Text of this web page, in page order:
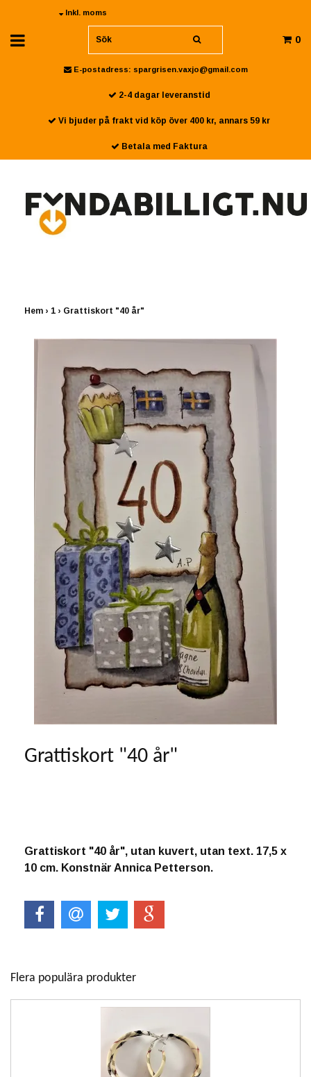
Inkl. moms
0
E-postadress: spargrisen.vaxjo@gmail.com
2-4 dagar leveranstid
Vi bjuder på frakt vid köp över 400 kr, annars 59 kr
Betala med Faktura
Hem › 1 › Grattiskort "40 år"
Grattiskort "40 år"
Grattiskort "40 år", utan kuvert, utan text. 17,5 x
10 cm. Konstnär Annica Petterson.
Flera populära produkter